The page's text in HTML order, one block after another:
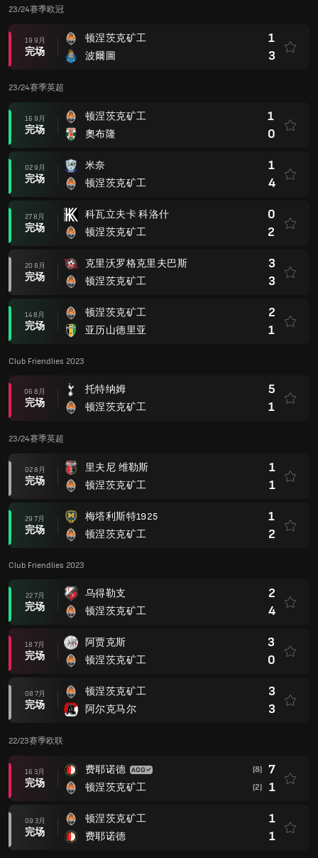
23/24赛季欧冠
19 9月
完场
顿涅茨克矿工
波爾圖
1
3
23/24赛季英超
16 9月
完场
顿涅茨克矿工
奧布隆
1
0
02 9月
完场
米奈
顿涅茨克矿工
1
4
27 8月
完场
科瓦立夫卡 科洛什
顿涅茨克矿工
0
2
20 8月
完场
克里沃罗格克里夫巴斯
顿涅茨克矿工
3
3
14 8月
完场
顿涅茨克矿工
亚历山德里亚
2
1
Club Friendlies 2023
06 8月
完场
托特纳姆
顿涅茨克矿工
5
1
23/24赛季英超
02 8月
完场
里夫尼 维勒斯
顿涅茨克矿工
1
1
29 7月
完场
梅塔利斯特1925
顿涅茨克矿工
1
2
Club Friendlies 2023
22 7月
完场
乌得勒支
顿涅茨克矿工
2
4
18 7月
完场
阿贾克斯
顿涅茨克矿工
3
0
08 7月
完场
顿涅茨克矿工
阿尔克马尔
3
3
22/23赛季欧联
16 3月
完场
费耶诺德
顿涅茨克矿工
(8) 7
(2) 1
09 3月
完场
顿涅茨克矿工
费耶诺德
1
1